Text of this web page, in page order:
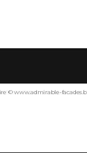
© www.admirable-